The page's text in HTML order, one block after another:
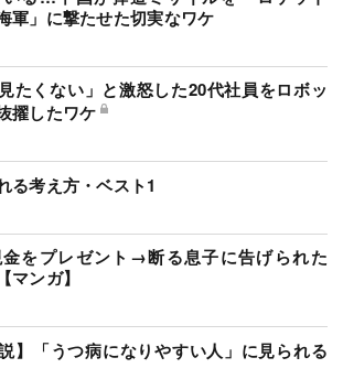
軍」に撃たせた切実なワケ
たくない」と激怒した20代社員をロボッ
擢したワケ
る考え方・ベスト1
をプレゼント→断る息子に告げられた
マンガ】
】「うつ病になりやすい人」に見られる